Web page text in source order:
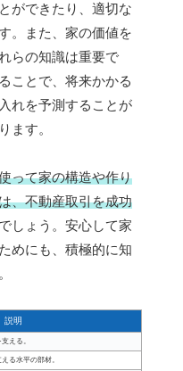
ができたり、適切な
。また、家の価値を
らの知識は重要で
ことで、将来かかる
れを予測することが
ます。
って家の構造や作り
、不動産取引を成功
しょう。安心して家
めにも、積極的に知
説明
える。
る水平の部材。